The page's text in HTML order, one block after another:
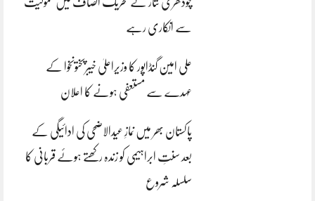
سے انکاری رہے
علی امین گنڈاپور کا وزیراعلیٰ خیبرپختونخوا کے
عہدے سے مستعفی ہونے کا اعلان
پاکستان بھر میں نمازِ عیدالاضحی کی ادائیگی کے
بعد سنتِ ابراہیمی کو زندہ رکھتے ہوئے قربانی کا
سلسلہ شروع